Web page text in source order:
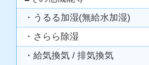
・うるる加湿(無給水加湿)
・さらら除湿
・給気換気 / 排気換気